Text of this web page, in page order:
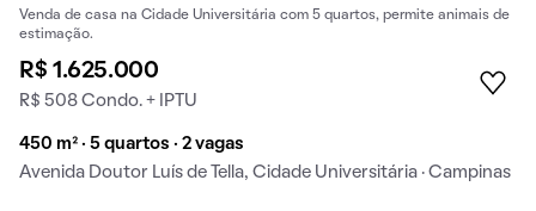
Venda de casa na Cidade Universitária com 5 quartos, permite animais de
estimação.
R$ 1.625.000
R$ 508 Condo. + IPTU
450 m² · 5 quartos · 2 vagas
Avenida Doutor Luís de Tella, Cidade Universitária · Campinas